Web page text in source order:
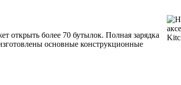
более 70 бутылок. Полная зарядка
основные конструкционные